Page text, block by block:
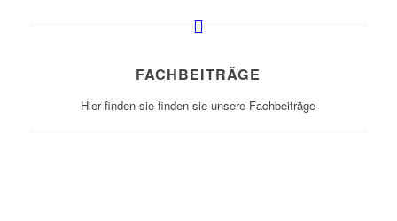
FACHBEITRÄGE
Hier finden sie finden sie unsere Fachbeiträge